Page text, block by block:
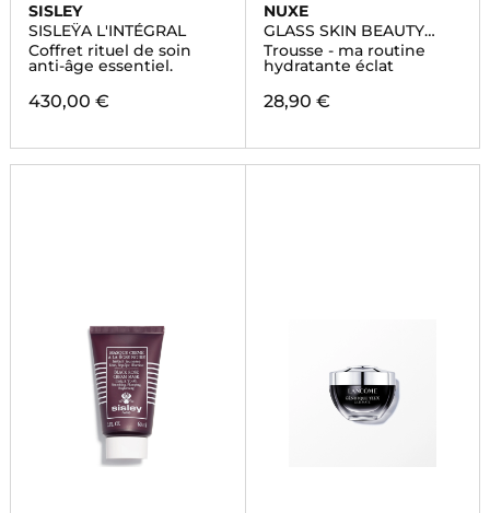
SISLEY
SISLEŸA L'INTÉGRAL
Coffret rituel de soin
anti-âge essentiel.
430,00 €
NUXE
GLASS SKIN BEAUTY
ROUTINE
Trousse - ma routine
hydratante éclat
28,90 €